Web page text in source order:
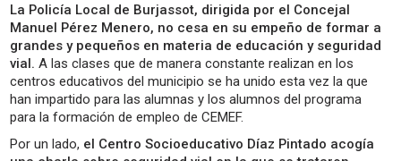
La Policía Local de Burjassot, dirigida por el Concejal
Manuel Pérez Menero, no cesa en su empeño de formar a
grandes y pequeños en materia de educación y seguridad
vial. A las clases que de manera constante realizan en los
centros educativos del municipio se ha unido esta vez la que
han impartido para las alumnas y los alumnos del programa
para la formación de empleo de CEMEF.
Por un lado, el Centro Socioeducativo Díaz Pintado acogía